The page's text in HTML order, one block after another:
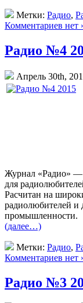
Метки: Радио,
Комментариев нет
Радио №4
Апрель 30th,
Журнал «Радио» —
для
Раcчитан на
радиолюбителей и
промышленности.
(далее…)
Метки: Радио,
Комментариев нет
Радио №3